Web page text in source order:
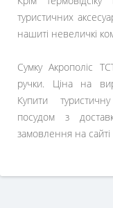
туристичних
нашиті невеличкі
Сумку Акрополіс
ручки. Ціна на
Купити
посудом з
замовлення на